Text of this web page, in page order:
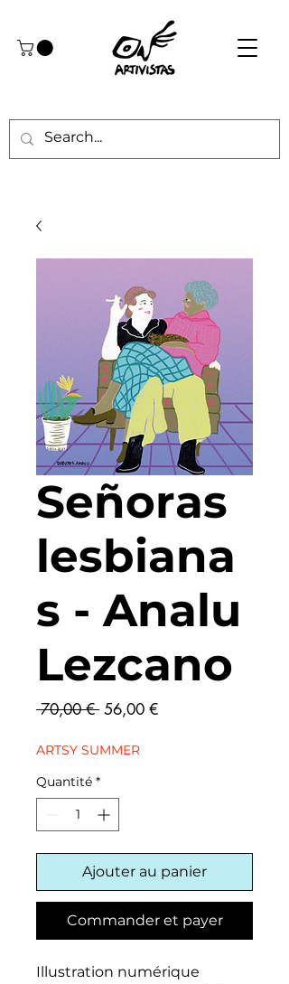
Señoras
lesbiana
s - Analu
Lezcano
70,00 € Prix
56,00 €Prix
ARTSY SUMMER
Quantité *
Ajouter au panier
Commander et payer
Illustration numérique